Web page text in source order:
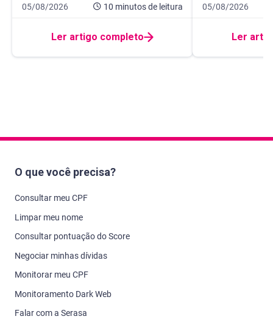
Data de publicação 5 de agosto de 2026
05/08/2026 10 minutosde leitura
10 minutos de leitura
Ler artigo completo
Data de
05/08/2026
14 minutos de
Ler
O que você precisa?
Consultar meu CPF
Limpar meu nome
Consultar pontuação do Score
Negociar minhas dívidas
Monitorar meu CPF
Monitoramento Dark Web
Falar com a Serasa